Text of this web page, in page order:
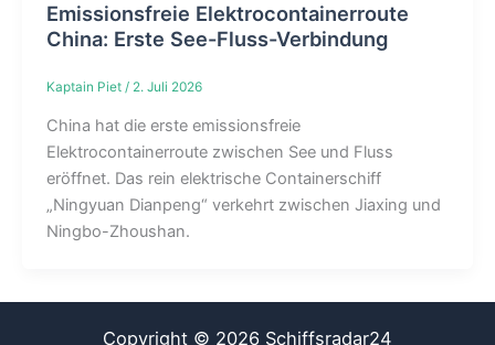
Emissionsfreie Elektrocontainerroute
China: Erste See-Fluss-Verbindung
Kaptain Piet / 2. Juli 2026
China hat die erste emissionsfreie
Elektrocontainerroute zwischen See und Fluss
eröffnet. Das rein elektrische Containerschiff
„Ningyuan Dianpeng“ verkehrt zwischen Jiaxing und
Ningbo-Zhoushan.
Copyright © 2026 Schiffsradar24